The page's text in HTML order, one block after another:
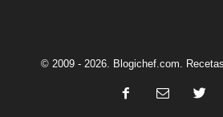
© 2009 - 2026. Blogichef.com.